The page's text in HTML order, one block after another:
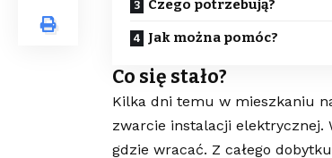
Czego potrzebują?
Jak można pomóc?
Co się stało?
Kilka dni temu w mieszkaniu
zwarcie instalacji elektrycznej.
gdzie wracać. Z całego